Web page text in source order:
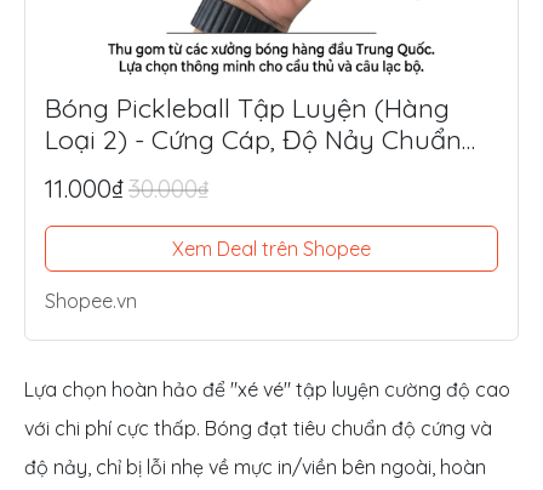
Bóng Pickleball Tập Luyện (Hàng
Loại 2) - Cứng Cáp, Độ Nảy Chuẩn
Thi Đấu, Siêu Tiết Kiệm
11.000₫30.000₫
Xem Deal trên Shopee
Shopee.vn
Lựa chọn hoàn hảo để "xé vé" tập luyện cường độ cao
với chi phí cực thấp. Bóng đạt tiêu chuẩn độ cứng và
độ nảy, chỉ bị lỗi nhẹ về mực in/viền bên ngoài, hoàn